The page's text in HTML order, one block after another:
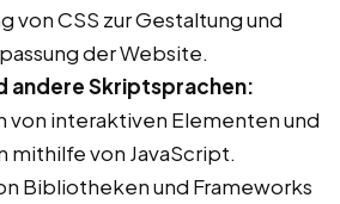
von CSS zur Gestaltung und
der Website.
andere Skriptsprachen:
von interaktiven Elementen und
mithilfe von JavaScript.
Bibliotheken und Frameworks